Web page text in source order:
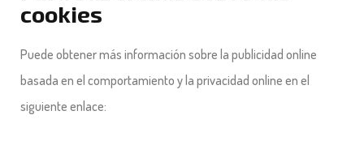
cookies
Puede obtener más información sobre la publicidad online
basada en el comportamiento y la privacidad online en el
siguiente enlace: